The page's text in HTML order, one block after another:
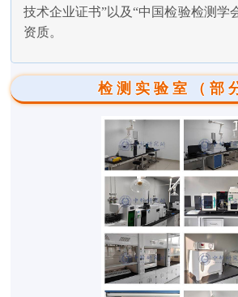
技术企业证书”以及“中国检验检测学
资质。
检测实验室（部